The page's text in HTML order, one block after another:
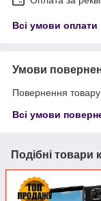
Всі умови оплати
Умови
Повернення
Всі умови
Подібні товари